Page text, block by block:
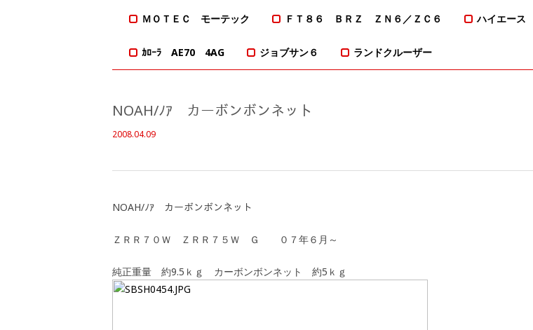
ＭＯＴＥＣ モーテック ＦＴ８６ ＢＲＺ ＺＮ６／ＺＣ６ ハイエース
ｶﾛｰﾗ AE70 4AG ジョブサン６ ランドクルーザー
NOAH/ﾉｱ カーボンボンネット
2008.04.09
NOAH/ﾉｱ カーボンボンネット
ＺＲＲ７０Ｗ ＺＲＲ７５Ｗ Ｇ ０７年６月～
純正重量 約9.5ｋｇ カーボンボンネット 約5ｋｇ